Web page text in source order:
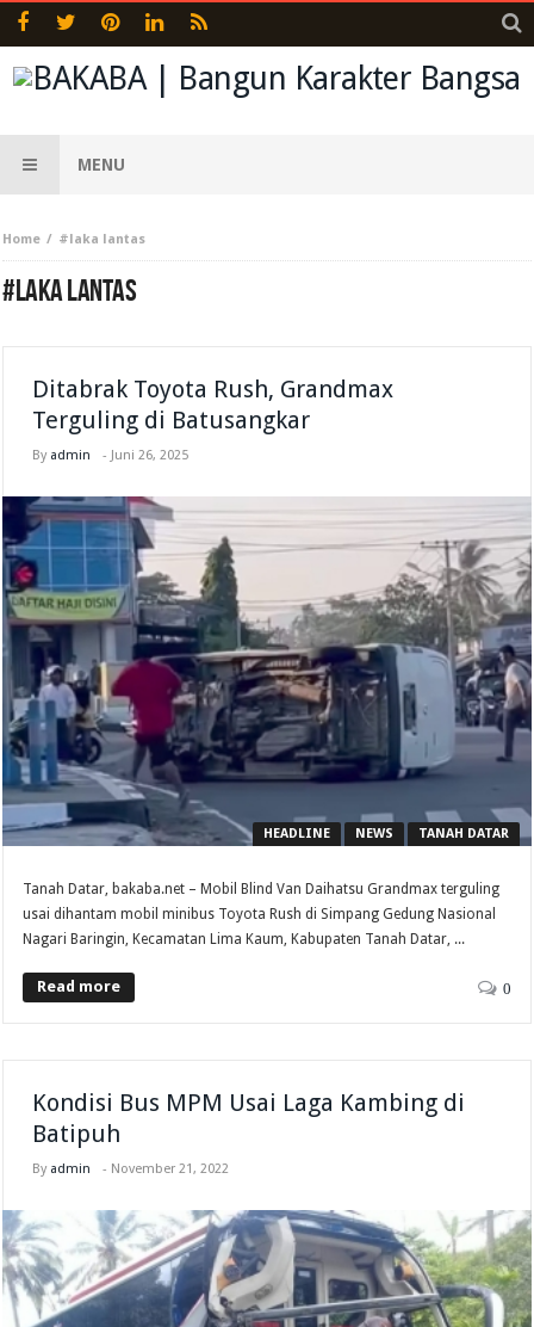
MENU
Home #laka lantas
#LAKA LANTAS
Ditabrak Toyota Rush, Grandmax
Terguling di Batusangkar
By admin - Juni 26, 2025
HEADLINE NEWS TANAH DATAR
Tanah Datar, bakaba.net – Mobil Blind Van Daihatsu Grandmax terguling
usai dihantam mobil minibus Toyota Rush di Simpang Gedung Nasional
Nagari Baringin, Kecamatan Lima Kaum, Kabupaten Tanah Datar, ...
Read more 0
Kondisi Bus MPM Usai Laga Kambing di
Batipuh
By admin - November 21, 2022